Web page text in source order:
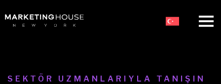
SEKTÖR UZMANLARIYLA TANIŞIN